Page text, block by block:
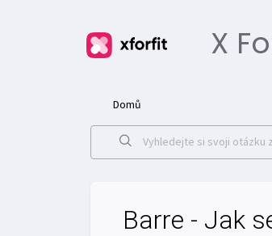
X
Domů
Barre - Jak